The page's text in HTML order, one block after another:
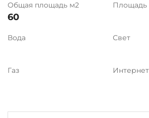
Общая площадь м2
60
Площадь
Вода Свет
Газ Интернет